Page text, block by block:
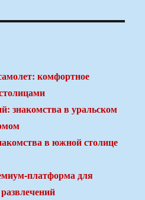
комфортное
знакомства в уральском
в южной столице
платформа для